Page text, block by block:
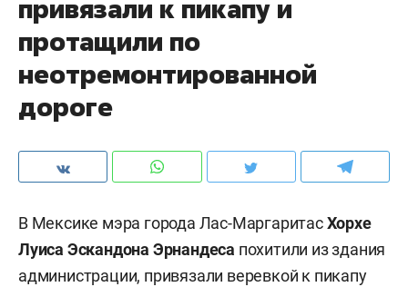
привязали к пикапу и
протащили по
неотремонтированной
дороге
В Мексике мэра города Лас-МаргаритасХорхе
Луиса Эскандона Эрнандеса похитили из здания
администрации, привязали веревкой к пикапу